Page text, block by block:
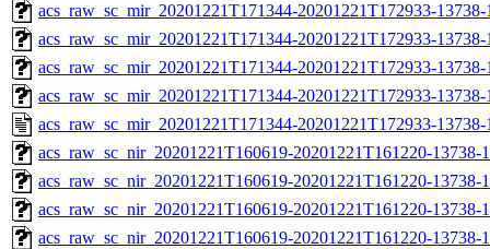
acs_raw_sc_mir_20201221T171344-20201221T172933-
acs_raw_sc_mir_20201221T171344-20201221T172933-
acs_raw_sc_mir_20201221T171344-20201221T172933-
acs_raw_sc_mir_20201221T171344-20201221T172933-
acs_raw_sc_mir_20201221T171344-20201221T172933-
acs_raw_sc_nir_20201221T160619-20201221T161220-13738-
acs_raw_sc_nir_20201221T160619-20201221T161220-13738-
acs_raw_sc_nir_20201221T160619-20201221T161220-13738-
acs_raw_sc_nir_20201221T160619-20201221T161220-13738-